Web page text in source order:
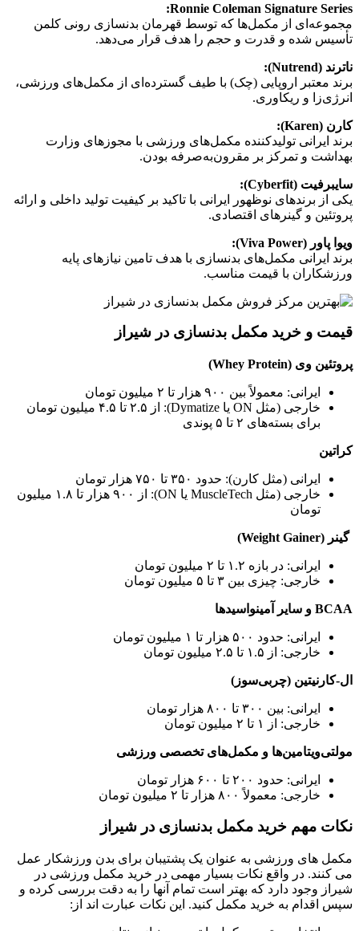
Ronnie Coleman Signature Series:
مجموعه‌ای از مکمل‌ها که توسط قهرمان بدنسازی رونی کلمن
تأسیس شده و قدرت و حجم را هدف قرار می‌دهد.
ناترند (Nutrend):
برند معتبر اروپایی (چک) با طیف گسترده‌ای از مکمل‌های ورزشی،
انرژی‌زا و ریکاوری.
کارن (Karen):
برند ایرانی تولیدکننده مکمل‌های ورزشی با مجوزهای وزارت
بهداشت و تمرکز بر مقرون‌به‌صرفه بودن.
سایبرفیت (Cyberfit):
یکی از برندهای نوظهور ایرانی با تاکید بر کیفیت تولید داخلی و ارائه
پروتئین و گینرهای اقتصادی.
ویوا پاور (Viva Power):
برند ایرانی مکمل‌های بدنسازی با هدف تامین نیازهای پایه
ورزشکاران با قیمت مناسب.
قیمت و خرید مکمل بدنسازی در شیراز
پروتئین وی (Whey Protein)
ایرانی: معمولاً بین ۹۰۰ هزار تا ۲ میلیون تومان
خارجی (مثل ON یا Dymatize): از ۲.۵ تا ۴.۵ میلیون تومان
برای بسته‌های ۲ تا ۵ پوندی
کراتین
ایرانی (مثل کارن): حدود ۳۵۰ تا ۷۵۰ هزار تومان
خارجی (مثل MuscleTech یا ON): از ۹۰۰ هزار تا ۱.۸ میلیون
تومان
گینر (Weight Gainer)
ایرانی: در بازه ۱.۲ تا ۲ میلیون تومان
خارجی: چیزی بین ۳ تا ۵ میلیون تومان
BCAA و سایر آمینواسیدها
ایرانی: حدود ۵۰۰ هزار تا ۱ میلیون تومان
خارجی: از ۱.۵ تا ۲.۵ میلیون تومان
ال-کارنیتین (چربی‌سوز)
ایرانی: بین ۳۰۰ تا ۸۰۰ هزار تومان
خارجی: از ۱ تا ۲ میلیون تومان
مولتی‌ویتامین‌ها و مکمل‌های تخصصی ورزشی
ایرانی: حدود ۲۰۰ تا ۶۰۰ هزار تومان
خارجی: معمولاً ۸۰۰ هزار تا ۲ میلیون تومان
نکات مهم خرید مکمل بدنسازی در شیراز
مکمل ‌های ورزشی به عنوان یک پشتیبان برای بدن ورزشکار عمل
می‌ کنند. در واقع نکات بسیار مهمی در خرید مکمل ورزشی در
شیراز وجود دارد که بهتر است تمام آنها را به دقت بررسی کرده و
سپس اقدام به خرید مکمل کنید. این نکات عبارت اند از: